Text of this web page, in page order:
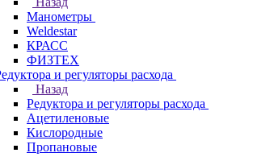
Манометры
Weldestar
КРАСС
ФИЗТЕХ
и регуляторы расхода
Назад
Редуктора и регуляторы расхода
Ацетиленовые
Кислородные
Пропановые